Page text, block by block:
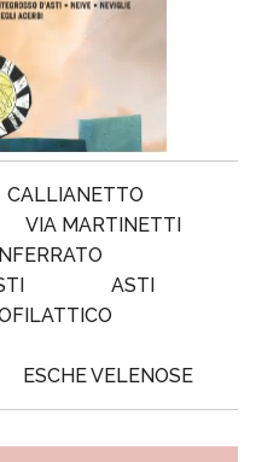
CALLIANETTO
VIA MARTINETTI
ASTI
ESCHE VELENOSE